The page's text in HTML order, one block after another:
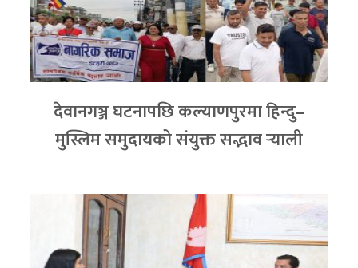
देवानगञ्ज घटनापछि कल्याणपुरमा हिन्दु–
मुस्लिम समुदायको संयुक्त सद्भाव र्‍याली